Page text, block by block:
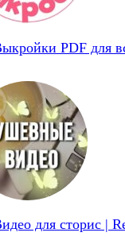
PDF для
для сторис |